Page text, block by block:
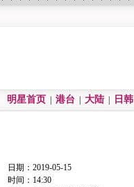
明星首页 港台 大陆 日韩
日期：2019-05-15
时间：14:30